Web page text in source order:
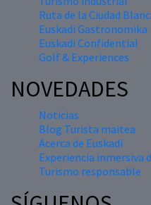
Ruta de la Ciudad
Euskadi Gastronomika
Euskadi Confidential
Golf & Experiences
NOVEDADES
Noticias
Blog Turista maitea
Acerca de Euskadi
Experiencia inmersiva
Turismo responsable